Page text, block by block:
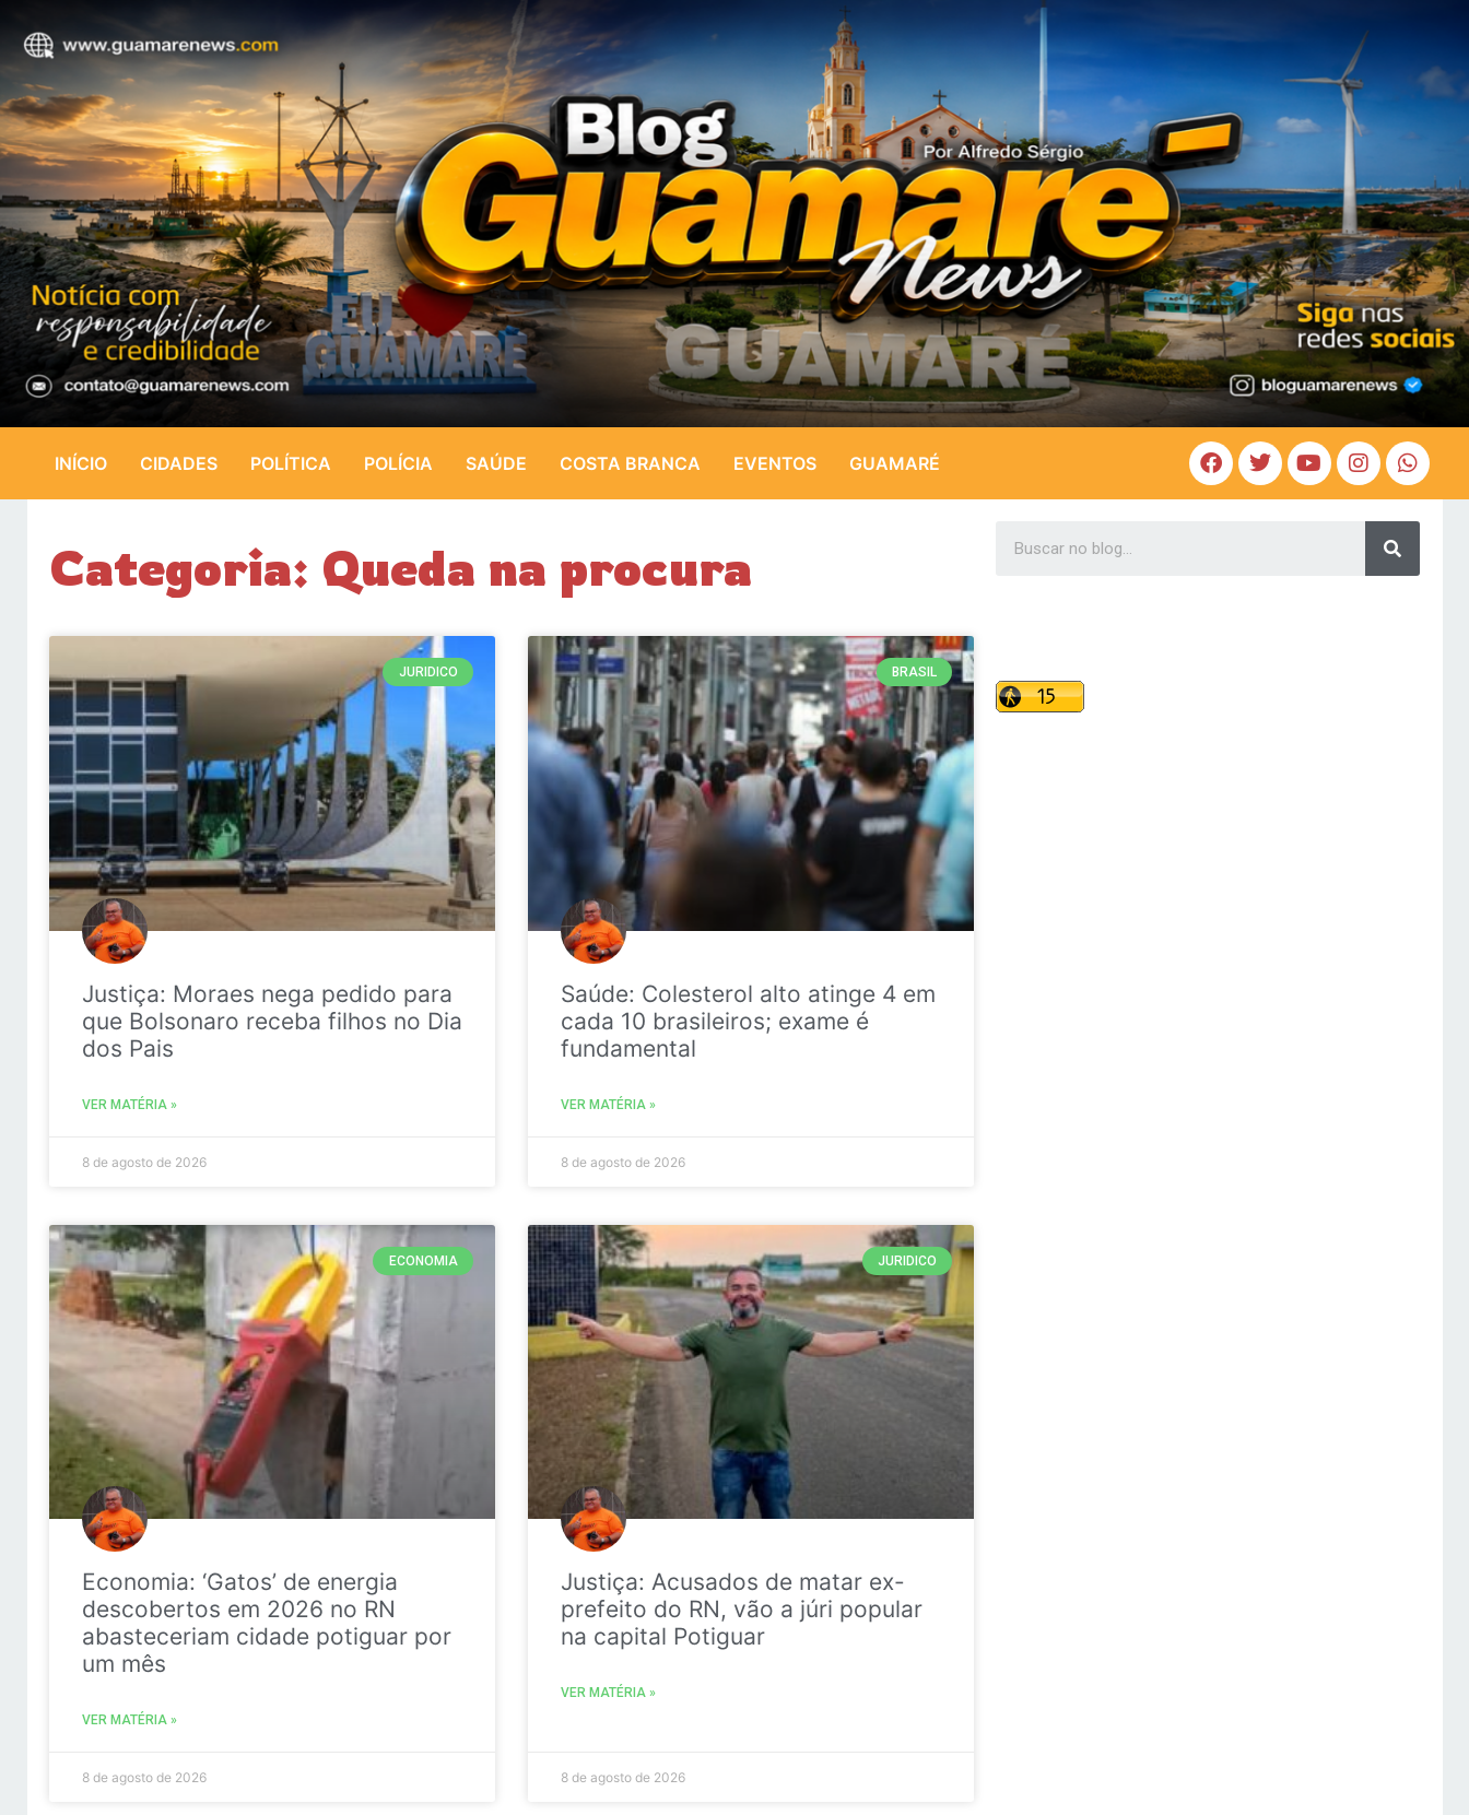
INÍCIO CIDADES POLÍTICA POLÍCIA SAÚDE COSTA BRANCA EVENTOS GUAMARÉ
Categoria: Queda na procura
JURIDICO
Justiça: Moraes nega pedido para
que Bolsonaro receba filhos no Dia
dos Pais
VER MATÉRIA »
8 de agosto de 2026
BRASIL
Saúde: Colesterol alto atinge 4 em
cada 10 brasileiros; exame é
fundamental
VER MATÉRIA »
8 de agosto de 2026
ECONOMIA
Economia: ‘Gatos’ de energia
descobertos em 2026 no RN
abasteceriam cidade potiguar por
um mês
VER MATÉRIA »
8 de agosto de 2026
JURIDICO
Justiça: Acusados de matar ex-
prefeito do RN, vão a júri popular
na capital Potiguar
VER MATÉRIA »
8 de agosto de 2026